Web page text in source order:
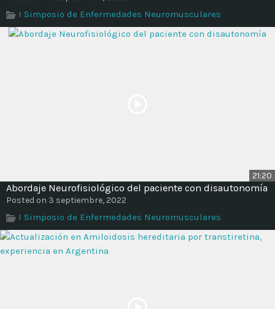
Time
I Simposio de Enfermedades Neuromusculares
21:20
Abordaje Neurofisiológico del paciente con disautonomía
Posted on 3 septiembre, 2022
I Simposio de Enfermedades Neuromusculares